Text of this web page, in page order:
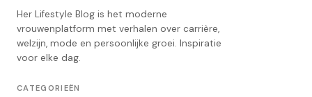
Her Lifestyle Blog is het moderne
vrouwenplatform met verhalen over carrière,
welzijn, mode en persoonlijke groei. Inspiratie
voor elke dag.
CATEGORIEËN